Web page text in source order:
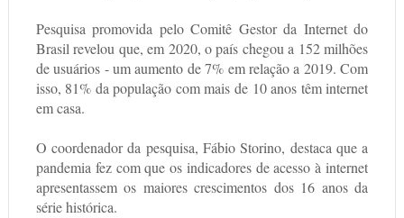
Pesquisa promovida pelo Comitê Gestor da Internet do
Brasil revelou que, em 2020, o país chegou a 152 milhões
de usuários - um aumento de 7% em relação a 2019. Com
isso, 81% da população com mais de 10 anos têm internet
em casa.
O coordenador da pesquisa, Fábio Storino, destaca que a
pandemia fez com que os indicadores de acesso à internet
apresentassem os maiores crescimentos dos 16 anos da
série histórica.